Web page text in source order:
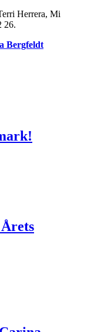
Herrera, Mi
26.
Bergfeldt